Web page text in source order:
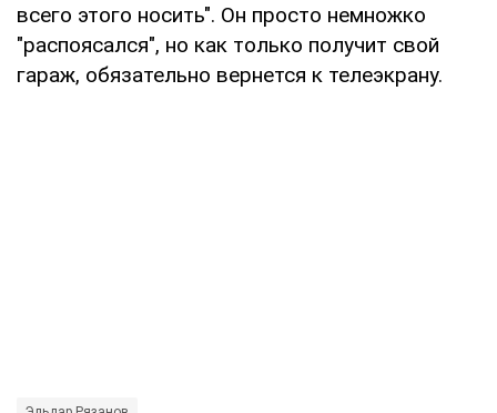
всего этого носить". Он просто немножко
"распоясался", но как только получит свой
гараж, обязательно вернется к телеэкрану.